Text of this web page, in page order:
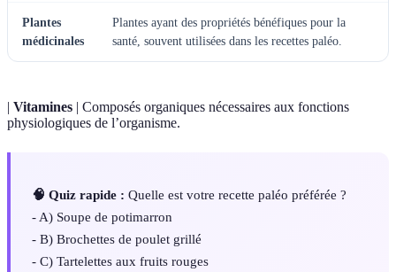
Plantes
médicinales
Plantes ayant des propriétés bénéfiques pour la
santé, souvent utilisées dans les recettes paléo.
| Vitamines | Composés organiques nécessaires aux fonctions
physiologiques de l’organisme.
🧠 Quiz rapide : Quelle est votre recette paléo préférée ?
- A) Soupe de potimarron
- B) Brochettes de poulet grillé
- C) Tartelettes aux fruits rouges